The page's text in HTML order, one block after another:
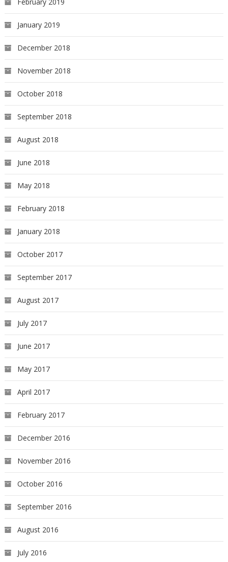
January 2019
December 2018
November 2018
October 2018
September 2018
August 2018
June 2018
May 2018
February 2018
January 2018
October 2017
September 2017
August 2017
July 2017
June 2017
May 2017
April 2017
February 2017
December 2016
November 2016
October 2016
September 2016
August 2016
July 2016